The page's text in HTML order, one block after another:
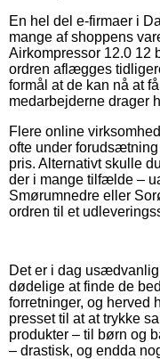
En hel del e-firmaer i
mange af shoppens
Airkompressor 12.0 12
ordren aflægges
formål at de kan nå at
medarbejderne drager
Flere online
ofte under
pris. Alternativt skulle
der i mange tilfælde –
Smørumnedre eller
ordren til et
Det er i dag
dødelige at finde de
forretninger, og herved
presset til at at trykke
produkter – til børn og
– drastisk, og endda